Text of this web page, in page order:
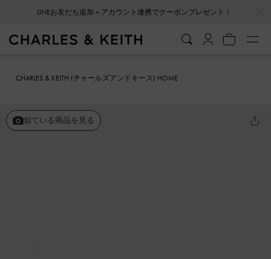
LINEお友だち追加＋アカウント連携でクーポンプレゼント！
CHARLES & KEITH (チャールズアンドキース) HOME
似ている商品を見る